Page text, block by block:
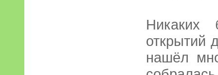
Никаких
открытий
нашёл